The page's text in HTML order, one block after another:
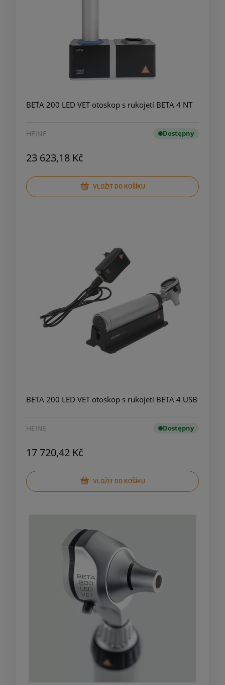
BETA 200 LED VET otoskop s rukojetí BETA 4 NT
HEINE Dostępny
23 623,18 Kč
VLOŽIT DO KOŠÍKU
BETA 200 LED VET otoskop s rukojetí BETA 4 USB
HEINE Dostępny
17 720,42 Kč
VLOŽIT DO KOŠÍKU